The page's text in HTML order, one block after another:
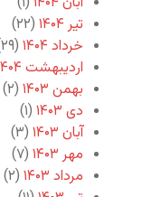
تیر ۱۴۰۴
(۲۲)
خرداد ۱۴۰۴
(۲۹)
اردیبهشت ۱۴۰۴
بهمن ۱۴۰۳
(۲)
دی ۱۴۰۳
(۱)
آبان ۱۴۰۳
(۳)
مهر ۱۴۰۳
(۷)
مرداد ۱۴۰۳
(۲)